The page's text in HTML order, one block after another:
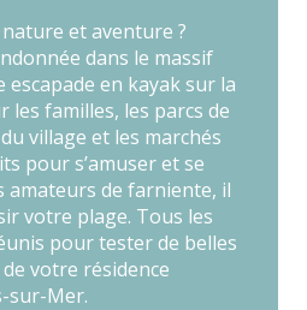
et aventure ?
dans le massif
escapade en kayak sur la
les familles, les parcs de
village et les marchés
pour s’amuser et se
amateurs de farniente, il
votre plage. Tous les
pour tester de belles
votre résidence
sur-Mer.